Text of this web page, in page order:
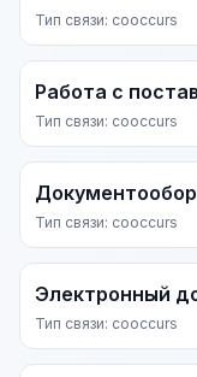
Тип связи: cooccurs
Работа с
Тип связи: cooccurs
Тип связи: cooccurs
Электронный
Тип связи: cooccurs